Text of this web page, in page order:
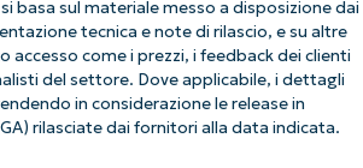
basa sul materiale messo a disposizione dai
tecnica e note di rilascio, e su altre
accesso come i prezzi, i feedback dei clienti
del settore. Dove applicabile, i dettagli
in considerazione le release in
rilasciate dai fornitori alla data indicata.